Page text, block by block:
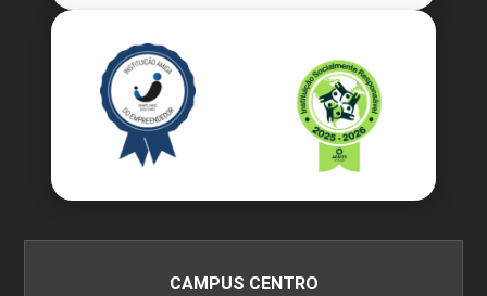
CAMPUS CENTRO